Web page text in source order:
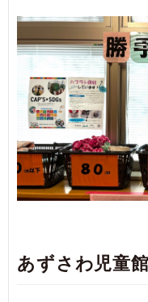
あずさわ児童館